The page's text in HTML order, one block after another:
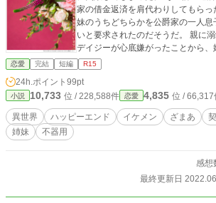
家の借金返済を肩代わりしてもらったことか
妹のうちどちらかを公爵家の一人息
いと要求されたのだそうだ。 親に溺愛されるワガママな妹、
デイジーが心底嫌がったことから
分が嫁ぐことに決まってしまう。 ライアンは、冷酷と噂され
ている。 さらには、借金返済の肩代わりをしてもらったこと
から決まった契約結婚だ。 決して愛されることはないと思っ
ていたのに、なぜか溺愛されて──！？ そして、ライア
マリアへの待遇が羨ましくなった
突如アプローチをはじめて──！？
恋愛 完結 短編 R15
24h.ポイント 99pt
小説 10,733 位 / 228,588件 恋愛 4,835 位 / 66,317
異世界 ハッピーエンド イケメン ざまあ
姉妹
不器用
感想
最終更新日